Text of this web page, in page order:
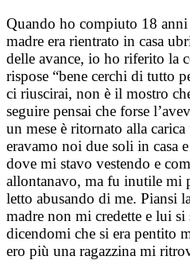
Quando ho compiuto 18
madre era rientrato in casa
delle avance, io ho riferito la
rispose “bene cerchi di tutto
ci riuscirai, non è il mostro
seguire pensai che forse
un mese è ritornato alla
eravamo noi due soli in casa
dove mi stavo vestendo e
allontanavo, ma fu inutile mi
letto abusando di me. Piansi
madre non mi credette e lui
dicendomi che si era pentito
ero più una ragazzina mi